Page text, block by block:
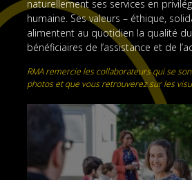
naturellement ses services en
humaine. Ses valeurs – éthique,
alimentent au quotidien la qualité
bénéficiaires de l’assistance et de
RMA remercie les collaborateurs qui se
photos et que vous retrouverez sur les